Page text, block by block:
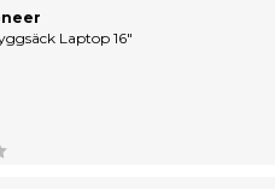
Laptop 16"